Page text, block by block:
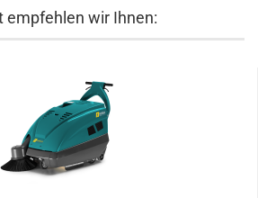
empfehlen wir Ihnen: